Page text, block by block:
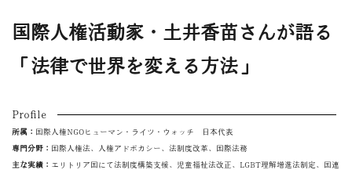
国際人権活動家・土井香苗さんが語る
「法律で世界を変える方法」
Profile
所属： 国際人権NGOヒューマン・ライツ・ウォッチ 日本代表
専門分野： 国際人権法、人権アドボカシー、法制度改革、国際法務
主な実績： エリトリア国にて法制度構築支援、児童福祉法改正、LGBT理解増進法制定、国連